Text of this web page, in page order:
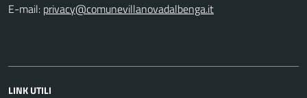
E-mail:
LINK UTILI